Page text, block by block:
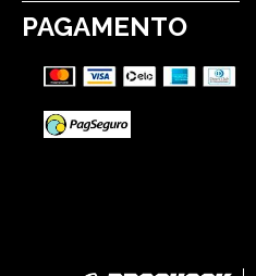
PAGAMENTO